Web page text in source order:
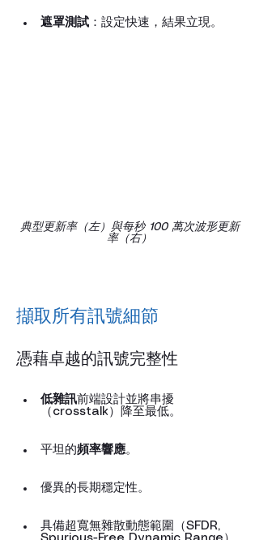
遮罩測試 ：設定快速，結果立現。
典型更新率（左）與每秒 100 萬次波形更新
率（右）
擷取所有訊號細節
憑藉卓越的訊號完整性
低雜訊前端設計並將串擾
（crosstalk）降至最低。
平坦的頻率響應。
優異的長期穩定性。
具備超寬無雜散動態範圍（SFDR,